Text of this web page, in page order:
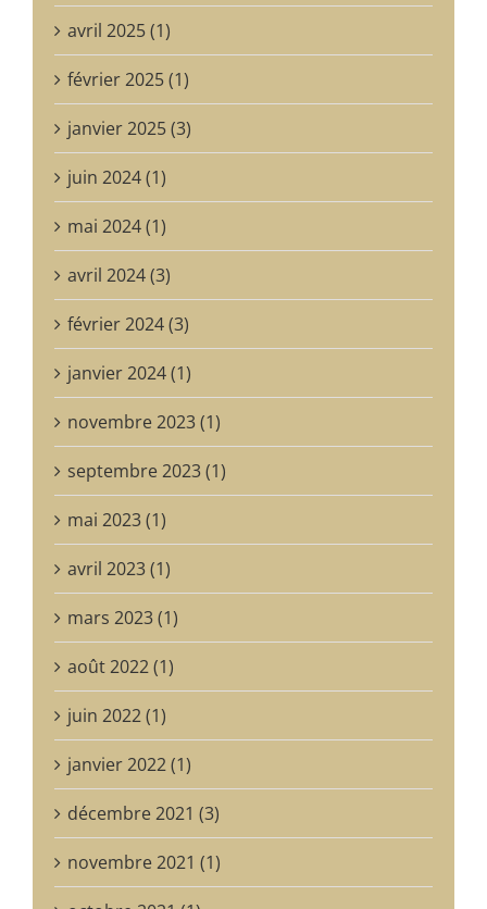
avril 2025 (1)
février 2025 (1)
janvier 2025 (3)
juin 2024 (1)
mai 2024 (1)
avril 2024 (3)
février 2024 (3)
janvier 2024 (1)
novembre 2023 (1)
septembre 2023 (1)
mai 2023 (1)
avril 2023 (1)
mars 2023 (1)
août 2022 (1)
juin 2022 (1)
janvier 2022 (1)
décembre 2021 (3)
novembre 2021 (1)